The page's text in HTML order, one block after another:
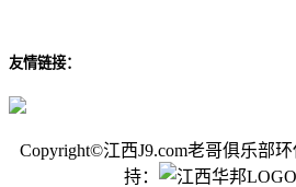
友情链接：
Copyright©江西J9.com老哥俱乐部
持：